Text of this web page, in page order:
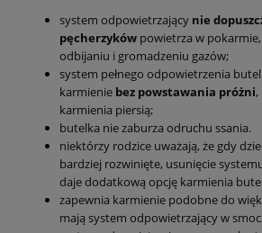
system odpowietrzający nie
pęcherzyków powietrza w
odbijaniu i gromadzeniu gazów;
system pełnego odpowietrzenia
karmienie bez powstawania próżni,
karmienia piersią;
butelka nie zaburza odruchu ssania.
niektórzy rodzice uważają, że gdy
bardziej rozwinięte, usunięcie
daje dodatkową opcję karmienia
zapewnia karmienie podobne do
mają system odpowietrzający w